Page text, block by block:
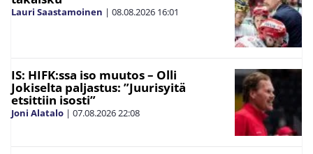
Lauri Saastamoinen | 08.08.2026 16:01
IS: HIFK:ssa iso muutos – Olli
Jokiselta paljastus: ”Juurisyitä
etsittiin isosti”
Joni Alatalo | 07.08.202622:08